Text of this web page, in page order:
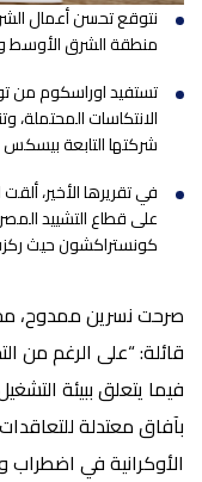
نتوقع تحسن أعمال
منطقة الشرق الأوسط
تستفيد اوراسكوم من
الانتكاسات
شركتها التابعة بيسكس
في تقريرها الأخير،
على قطاع التشييد
كونستراكشون حيث
صرحت نسرين ممدوح،
قائلة:
“على الرغممن
فيما يتعلق ببيئة
بآفاقمعتدلة
الأوكرانية في